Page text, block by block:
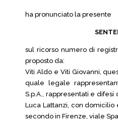
ha pronunciato la presente
sul ricorso numero di
proposto da:
Viti Aldo e Viti Giovanni,
quale legale
S.p.A., rappresentati e difesi
Luca Lattanzi, con
secondo in Firenze, viale